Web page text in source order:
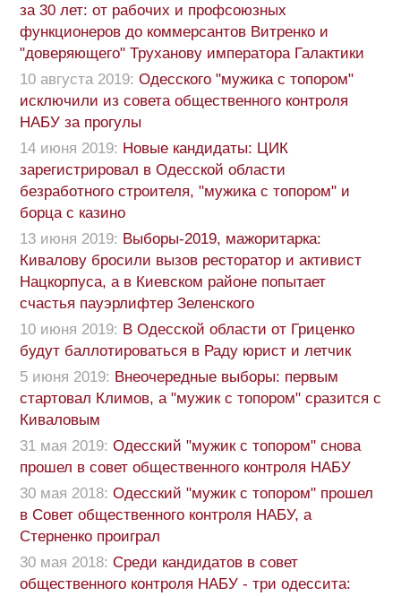
за 30 лет: от рабочих и профсоюзных
функционеров до коммерсантов Витренко и
"доверяющего" Труханову императора Галактики
10 августа 2019: Одесского "мужика с топором"
исключили из совета общественного контроля
НАБУ за прогулы
14 июня 2019: Новые кандидаты: ЦИК
зарегистрировал в Одесской области
безработного строителя, "мужика с топором" и
борца с казино
13 июня 2019: Выборы-2019, мажоритарка:
Кивалову бросили вызов ресторатор и активист
Нацкорпуса, а в Киевском районе попытает
счастья пауэрлифтер Зеленского
10 июня 2019: В Одесской области от Гриценко
будут баллотироваться в Раду юрист и летчик
5 июня 2019: Внеочередные выборы: первым
стартовал Климов, а "мужик с топором" сразится с
Киваловым
31 мая 2019: Одесский "мужик с топором" снова
прошел в совет общественного контроля НАБУ
30 мая 2018: Одесский "мужик с топором" прошел
в Совет общественного контроля НАБУ, а
Стерненко проиграл
30 мая 2018: Среди кандидатов в совет
общественного контроля НАБУ - три одессита: